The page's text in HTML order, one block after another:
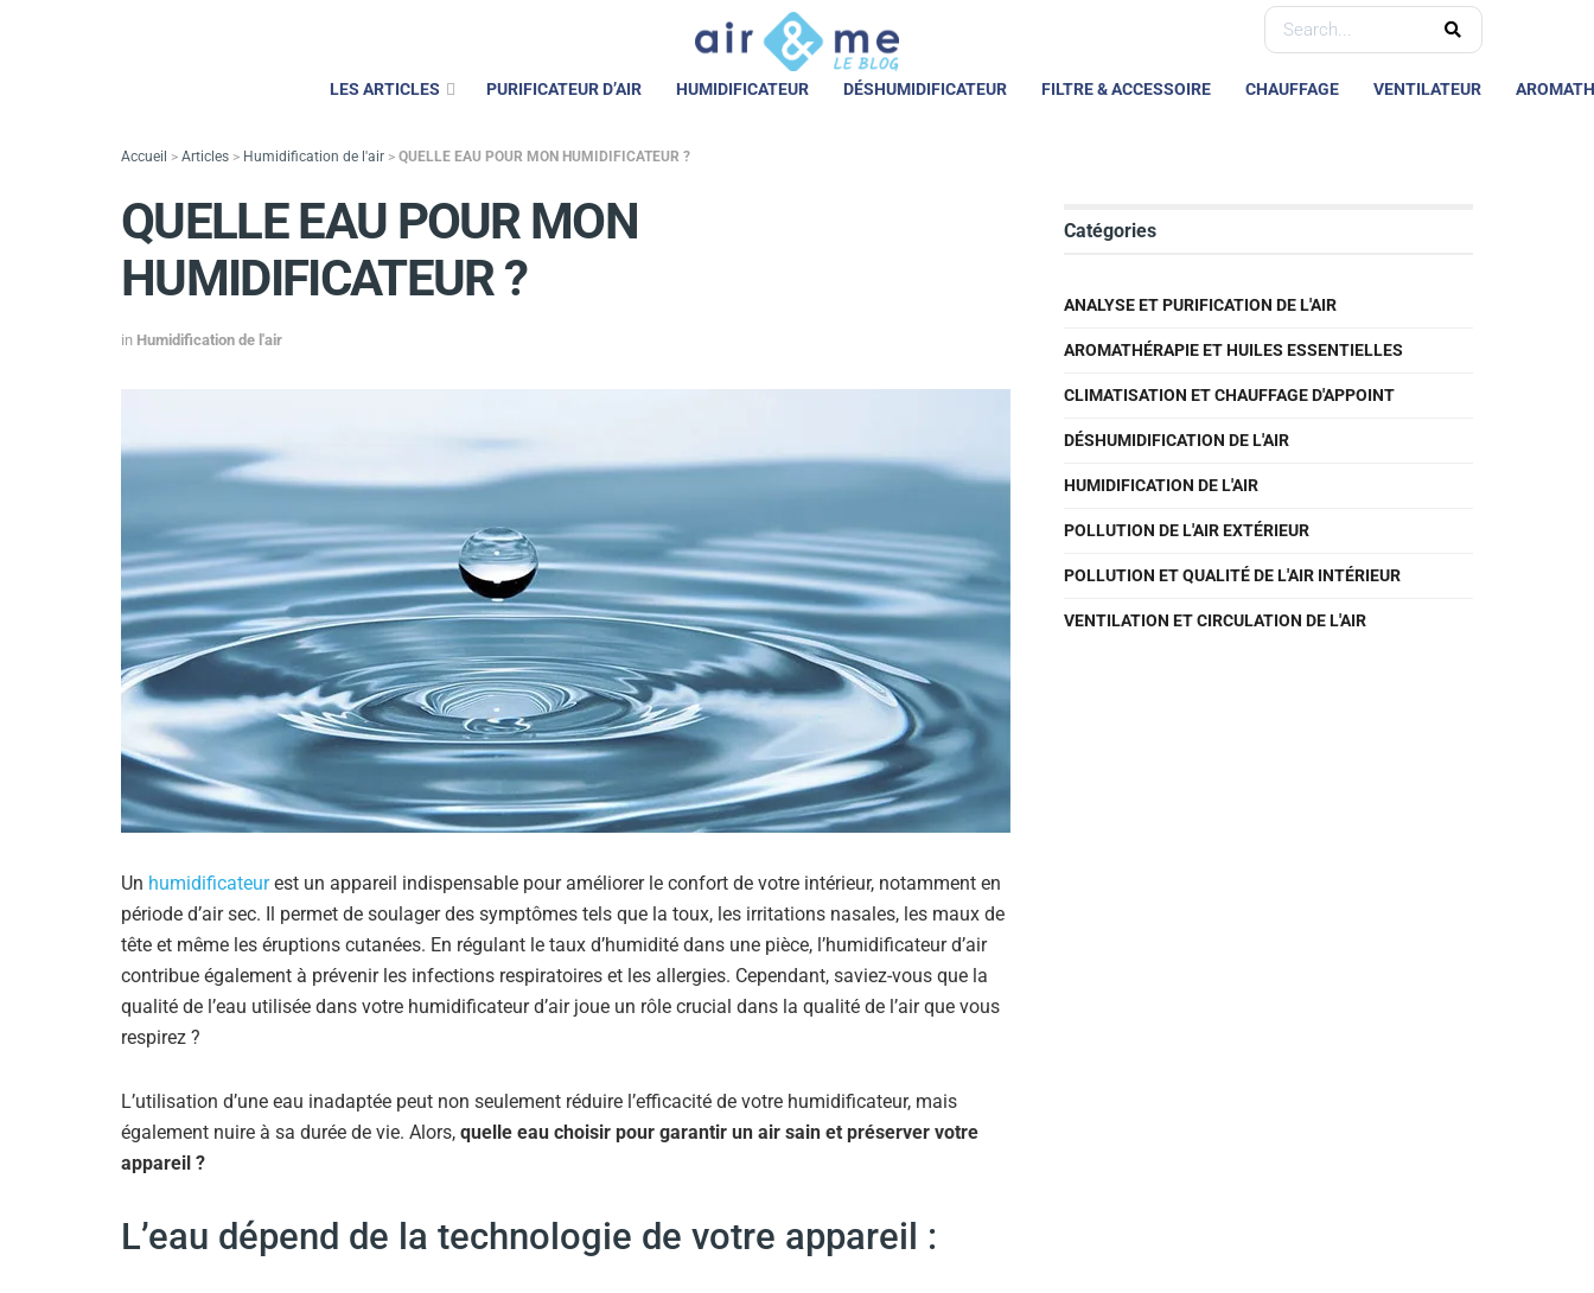
LES ARTICLES PURIFICATEUR D’AIR HUMIDIFICATEUR DÉSHUMIDIFICATEUR FILTRE & ACCESSOIRE CHAUFFAGE VENTILATEUR
Accueil > Articles > Humidification de l'air > QUELLE EAU POUR MON HUMIDIFICATEUR ?
QUELLE EAU POUR MON
HUMIDIFICATEUR ?
in Humidification de l'air
Un humidificateurest un appareil indispensable pour améliorer le confort de votre intérieur, notamment en
période d’air sec. Il permet de soulager des symptômes tels que la toux, les irritations nasales, les maux de
tête et même les éruptions cutanées. En régulant le taux d’humidité dans une pièce, l’humidificateur d’air
contribue également à prévenir les infections respiratoires et les allergies. Cependant, saviez-vous que la
qualité de l’eau utilisée dans votre humidificateur d’air joue un rôle crucial dans la qualité de l’air que vous
respirez ?
L’utilisation d’une eau inadaptée peut non seulement réduire l’efficacité de votre humidificateur, mais
également nuire à sa durée de vie. Alors, quelle eau choisir pour garantir un air sain et préserver votre
appareil ?
L’eau dépend de la technologie de votre appareil :
Catégories
ANALYSE ET PURIFICATION DE L'AIR
AROMATHÉRAPIE ET HUILES ESSENTIELLES
CLIMATISATION ET CHAUFFAGE D'APPOINT
DÉSHUMIDIFICATION DE L'AIR
HUMIDIFICATION DE L'AIR
POLLUTION DE L'AIR EXTÉRIEUR
POLLUTION ET QUALITÉ DE L'AIR INTÉRIEUR
VENTILATION ET CIRCULATION DE L'AIR